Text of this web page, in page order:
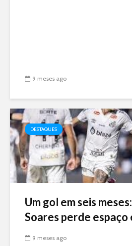
9 meses ago
DESTAQUES
Um gol em seis
Soares perde espaço
9 meses ago